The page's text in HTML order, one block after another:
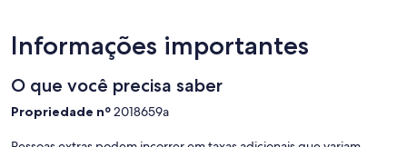
Informações importantes
O que você precisa saber
Propriedade nº2018659a